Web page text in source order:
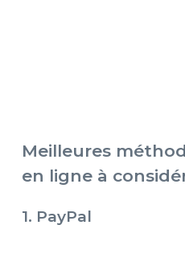
Meilleures
en ligne à
1. PayPal